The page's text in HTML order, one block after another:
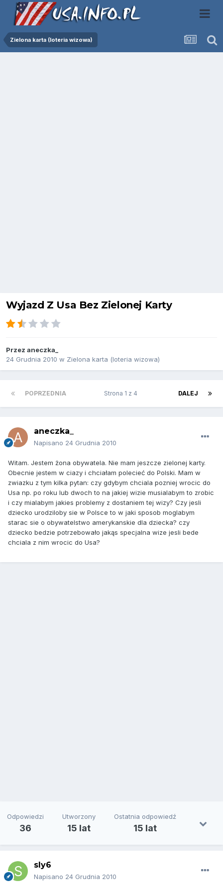
Zielona karta (loteria wizowa)
Wyjazd Z Usa Bez Zielonej Karty
Przez aneczka_
24 Grudnia 2010 w Zielona karta (loteria wizowa)
POPRZEDNIA DALEJ
Strona 1 z 4
aneczka_
Napisano 24 Grudnia 2010
Witam. Jestem żona obywatela. Nie mam jeszcze zielonej karty.
Obecnie jestem w ciazy i chciałam polecieć do Polski. Mam w
zwiazku z tym kilka pytan: czy gdybym chciala pozniej wrocic do
Usa np. po roku lub dwoch to na jakiej wizie musialabym to zrobic
i czy mialabym jakies problemy z dostaniem tej wizy? Czy jesli
dziecko urodziloby sie w Polsce to w jaki sposob moglabym
starac sie o obywatelstwo amerykanskie dla dziecka? czy
dziecko bedzie potrzebowało jakąs specjalna wize jesli bede
chciala z nim wrocic do Usa?
Odpowiedzi
36
Utworzony
15 lat
Ostatnia odpowiedź
15 lat
sly6
Napisano 24 Grudnia 2010